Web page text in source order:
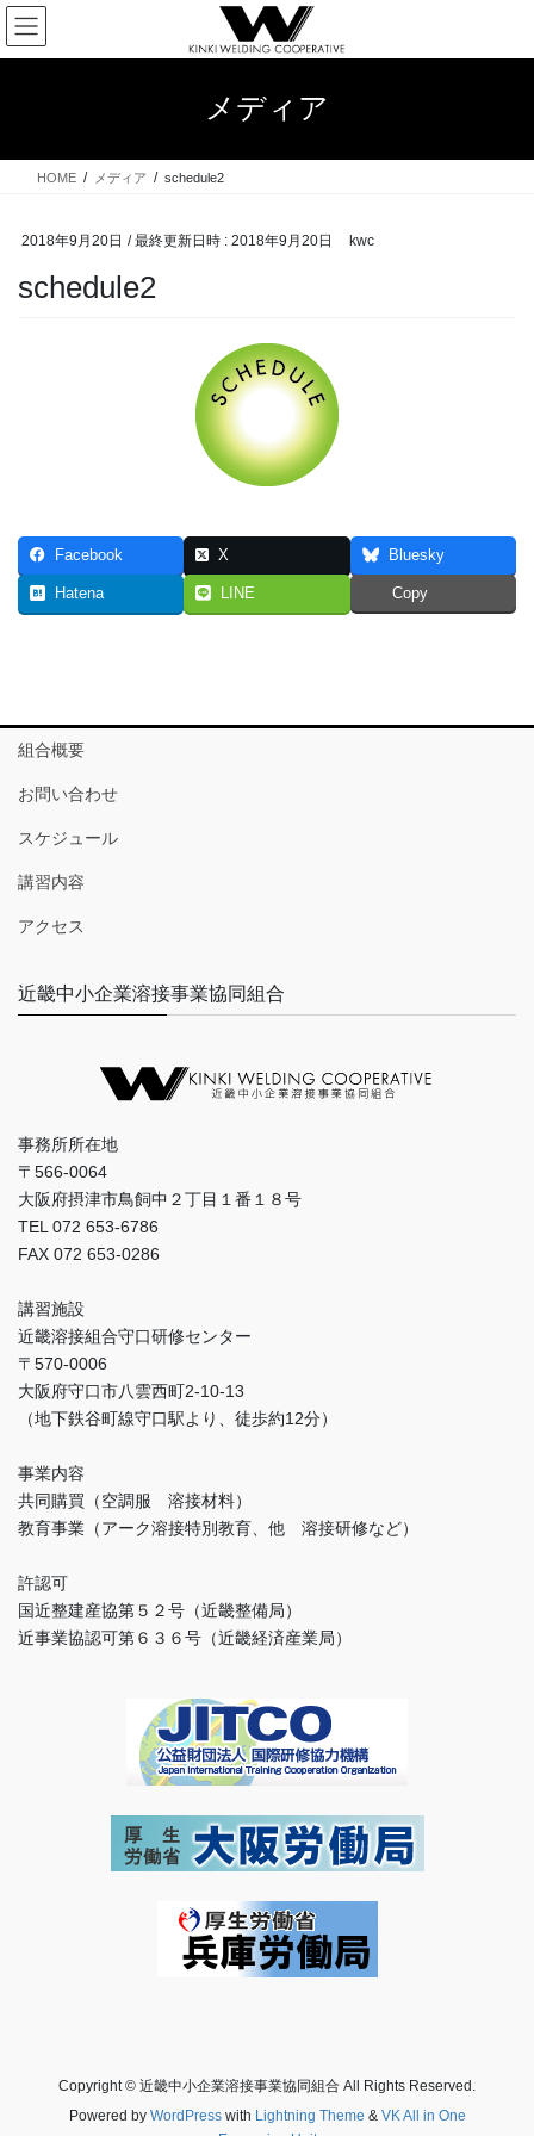
コ
ン
テ
ス
ナ
ビ
ゲ
ン
メディア
HOME メディア schedule2
2018年9月20日 / 最終更新日時 : 2018年9月20日 kwc
schedule2
Facebook X Bluesky
Hatena LINE Copy
組合概要
お問い合わせ
スケジュール
講習内容
アクセス
近畿中小企業溶接事業協同組合
事務所所在地
〒566-0064
大阪府摂津市鳥飼中２丁目１番１８号
TEL 072 653-6786
FAX 072 653-0286
講習施設
近畿溶接組合守口研修センター
〒570-0006
大阪府守口市八雲西町2-10-13
（地下鉄谷町線守口駅より、徒歩約12分）
事業内容
共同購買（空調服 溶接材料）
教育事業（アーク溶接特別教育、他 溶接研修など）
許認可
国近整建産協第５２号（近畿整備局）
近事業協認可第６３６号（近畿経済産業局）
Copyright © 近畿中小企業溶接事業協同組合 All Rights Reserved.
Powered by WordPresswith Lightning Theme & VK All in One